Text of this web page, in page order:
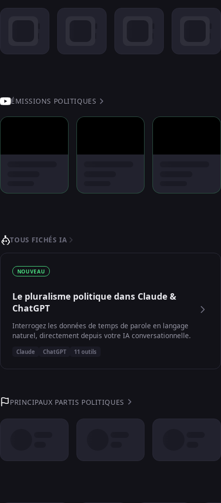
ÉMISSIONS POLITIQUES
TOUS FICHÉS IA
NOUVEAU
Le pluralisme politique dans Claude &
ChatGPT
Interrogez les données de temps de parole en langage
naturel, directement depuis votre IA conversationnelle.
Claude ChatGPT 11 outils
PRINCIPAUX PARTIS POLITIQUES